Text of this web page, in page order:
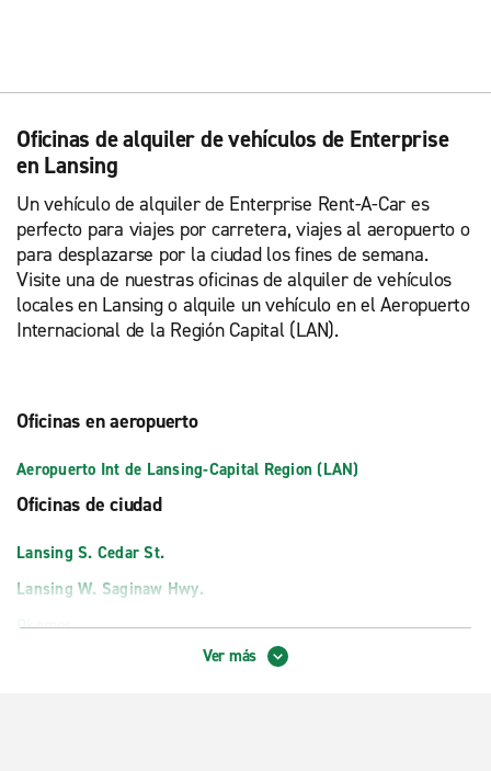
Oficinas de alquiler de vehículos de Enterprise
en Lansing
Un vehículo de alquiler de Enterprise Rent-A-Car es
perfecto para viajes por carretera, viajes al aeropuerto o
para desplazarse por la ciudad los fines de semana.
Visite una de nuestras oficinas de alquiler de vehículos
locales en Lansing o alquile un vehículo en el Aeropuerto
Internacional de la Región Capital (LAN).
Oficinas en aeropuerto
Aeropuerto Int de Lansing-Capital Region (LAN)
Oficinas de ciudad
Lansing S. Cedar St.
Lansing W. Saginaw Hwy.
Okemos
Ver más